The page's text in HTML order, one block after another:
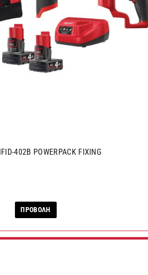
402B POWERPACK FIXING
ΠΡΟΒΟΛΗ